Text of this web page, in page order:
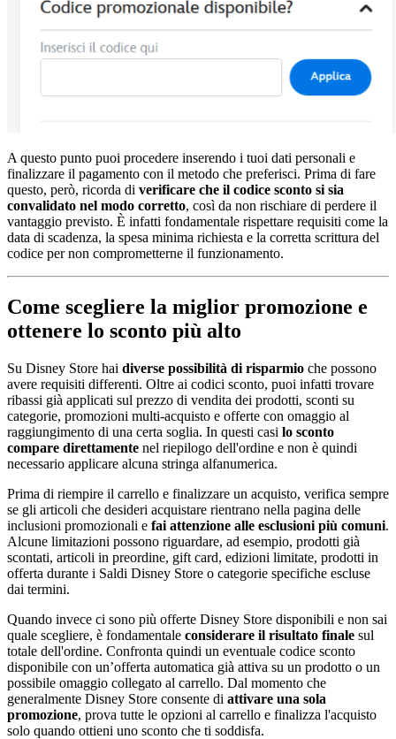
A questo punto puoi procedere inserendo i tuoi dati personali e
finalizzare il pagamento con il metodo che preferisci. Prima di fare
questo, però, ricorda di verificare che il codice sconto si sia
convalidato nel modo corretto, così da non rischiare di perdere il
vantaggio previsto. È infatti fondamentale rispettare requisiti come la
data di scadenza, la spesa minima richiesta e la corretta scrittura del
codice per non comprometterne il funzionamento.
Come scegliere la miglior promozione e
ottenere lo sconto più alto
Su Disney Store hai diverse possibilità di risparmio che possono
avere requisiti differenti. Oltre ai codici sconto, puoi infatti trovare
ribassi già applicati sul prezzo di vendita dei prodotti, sconti su
categorie, promozioni multi-acquisto e offerte con omaggio al
raggiungimento di una certa soglia. In questi casi lo sconto
compare direttamente nel riepilogo dell'ordine e non è quindi
necessario applicare alcuna stringa alfanumerica.
Prima di riempire il carrello e finalizzare un acquisto, verifica sempre
se gli articoli che desideri acquistare rientrano nella pagina delle
inclusioni promozionali e fai attenzione alle esclusioni più comuni.
Alcune limitazioni possono riguardare, ad esempio, prodotti già
scontati, articoli in preordine, gift card, edizioni limitate, prodotti in
offerta durante i Saldi Disney Store o categorie specifiche escluse
dai termini.
Quando invece ci sono più offerte Disney Store disponibili e non sai
quale scegliere, è fondamentale considerare il risultato finale sul
totale dell'ordine. Confronta quindi un eventuale codice sconto
disponibile con un’offerta automatica già attiva su un prodotto o un
possibile omaggio collegato al carrello. Dal momento che
generalmente Disney Store consente di attivare una sola
promozione, prova tutte le opzioni al carrello e finalizza l'acquisto
solo quando ottieni uno sconto che ti soddisfa.